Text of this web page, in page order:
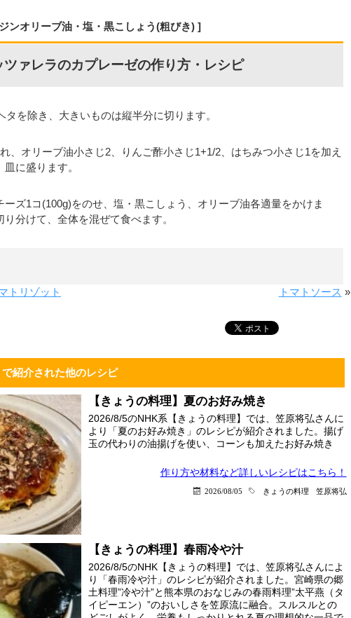
ンオリーブ油・塩・黒こしょう(粗びき)
ツァレラのカプレーゼの作り方・レシピ
タを除き、大きいものは縦半分に切ります。
、オリーブ油小さじ2、りんご酢小さじ1+1/2、はちみつ小さじ1を加え
に盛ります。
ーズ1コ(100g)をのせ、塩・黒こしょう、オリーブ油各適量をかけま
分けて、全体を混ぜて食べます。
トリゾット トマトソース »
で紹介された他のレシピ
【きょうの料理】夏のお好み焼き
2026/8/5のNHK系【きょうの料理】では、笠原将弘さんに
より「夏のお好み焼き」のレシピが紹介されました。揚げ
玉の代わりの油揚げを使い、コーンも加えたお好み焼き
作り方や材料など詳しいレシピはこちら！
2026/08/05 きょうの料理 笠原将弘
【きょうの料理】春雨冷や汁
2026/8/5のNHK【きょうの料理】では、笠原将弘さんによ
り「春雨冷や汁」のレシピが紹介されました。宮崎県の郷
土料理”冷や汁”と熊本県のおなじみの春雨料理”太平燕（タ
イピーエン）”のおいしさを笠原流に融合。スルスルとの